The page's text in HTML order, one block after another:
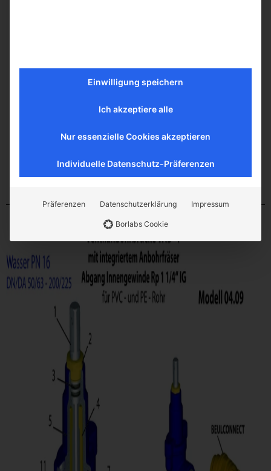
Einwilligung speichern
Ich akzeptiere alle
Nur essenzielle Cookies akzeptieren
Individuelle Datenschutz-Präferenzen
Präferenzen Datenschutzerklärung Impressum
Borlabs Cookie